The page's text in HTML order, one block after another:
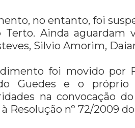
no entanto, foi
Terto. Ainda aguardam
Silvio Amorim,
foi movido por
Guedes e o próprio
na convocação
Resolução nº 72/2009 do